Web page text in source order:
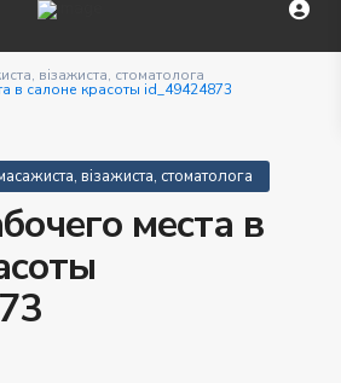
візажиста, стоматолога
в салоне красоты id_49424873
візажиста, стоматолога
места в